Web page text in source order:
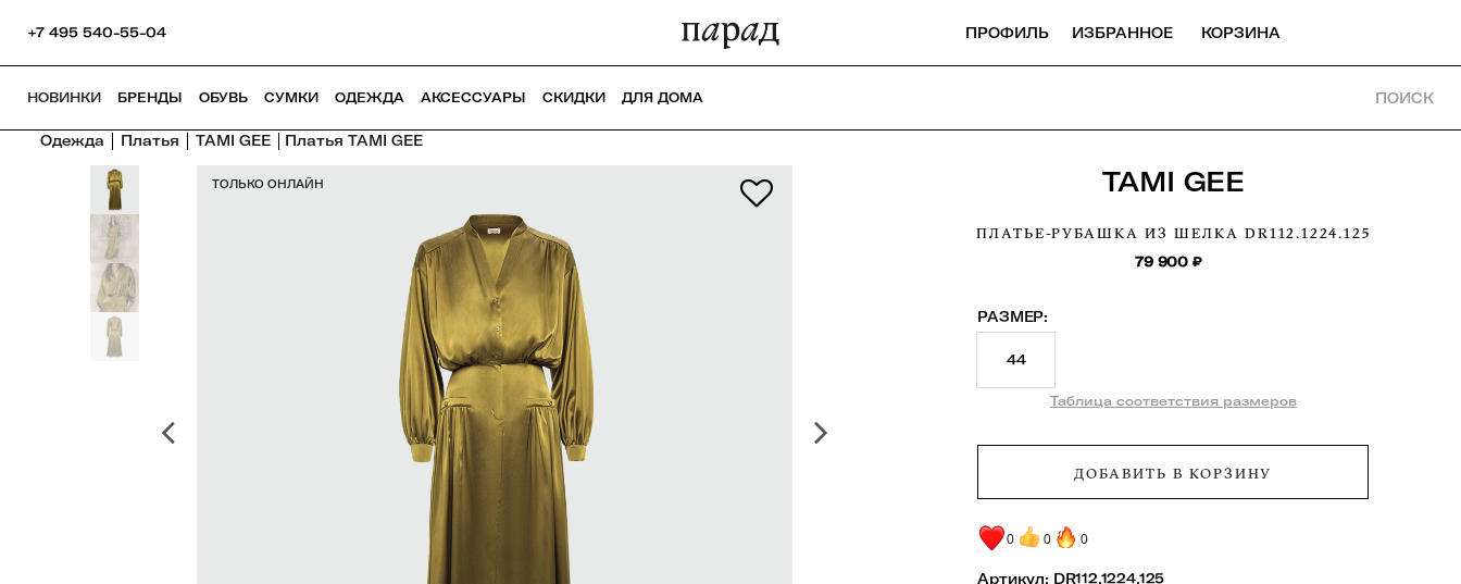
+7 495 540-55-04 ПРОФИЛЬ ИЗБРАННОЕ КОРЗИНА
НОВИНКИ БРЕНДЫ ОБУВЬ СУМКИ ОДЕЖДА АКСЕССУАРЫ СКИДКИ ДЛЯ ДОМА ПОИСК
Одежда Платья TAMI GEE Платья TAMI GEE
ТОЛЬКО ОНЛАЙН TAMI GEE
ПЛАТЬЕ-РУБАШКА ИЗ ШЕЛКА DR112.1224.125
79 900 ₽
РАЗМЕР:
44
Таблица соответствия размеров
ДОБАВИТЬ В КОРЗИНУ
0 0 0
Артикул: DR112.1224.125